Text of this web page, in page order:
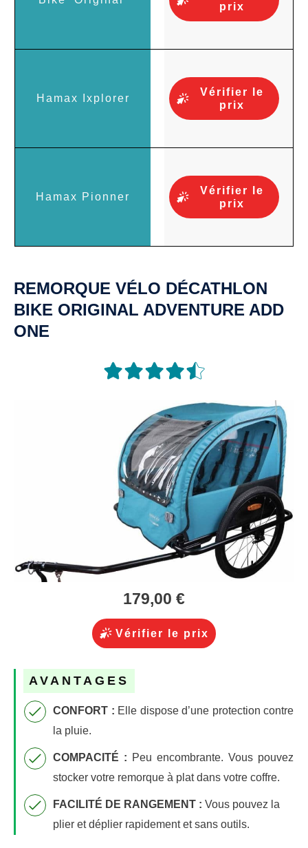
prix
Vérifier le
prix
Vérifier le
prix
REMORQUE VÉLO DÉCATHLON
BIKE ORIGINAL ADVENTURE ADD
ONE
179,00 €
Vérifier le prix
AVANTAGES
CONFORT : Elle dispose d’une protection contre
la pluie.
COMPACITÉ : Peu encombrante. Vous pouvez
stocker votre remorque à plat dans votre coffre.
FACILITÉ DE RANGEMENT : Vous pouvez la
plier et déplier rapidement et sans outils.